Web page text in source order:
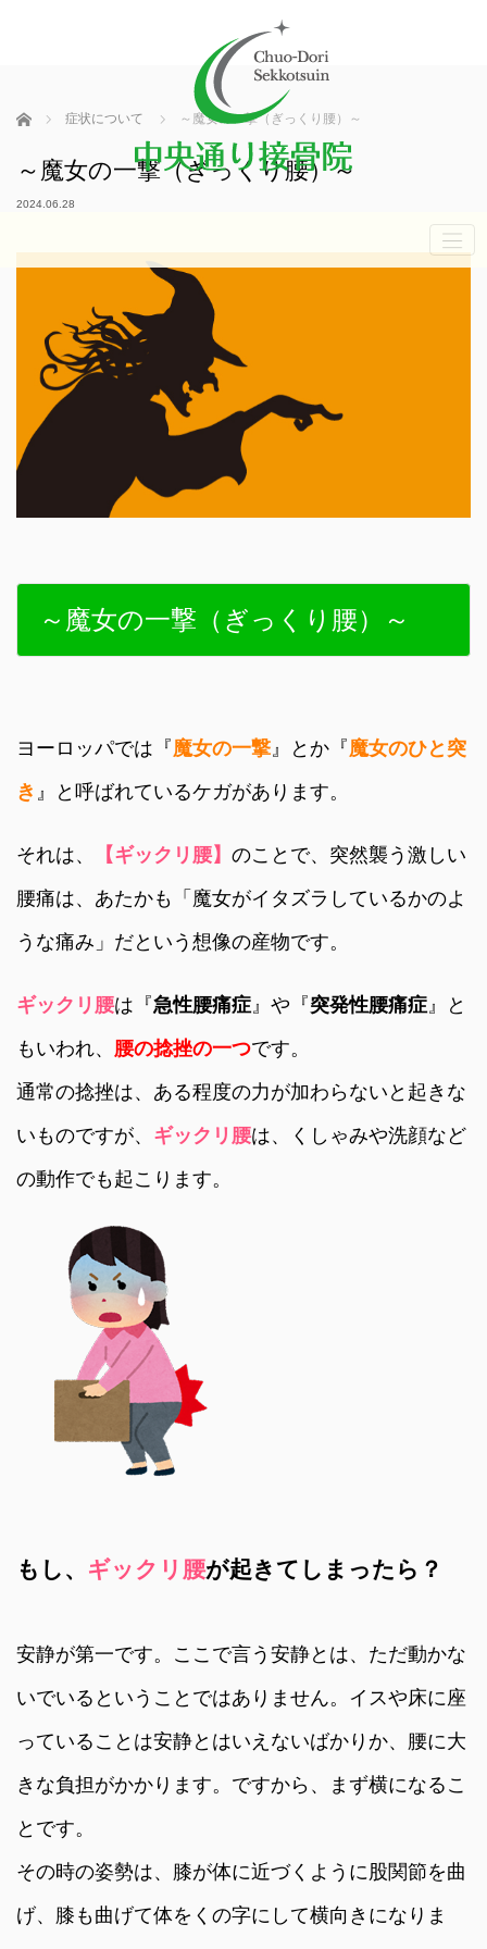
ホーム 症状について ～魔女の一撃（ぎっくり腰）～
～魔女の一撃（ぎっくり腰）～
2024.06.28
～魔女の一撃（ぎっくり腰）～
ヨーロッパでは『魔女の一撃 』とか『魔女のひと突
き 』と呼ばれているケガがあります。
それは、 【ギックリ腰】 のことで、突然襲う激しい
腰痛は、あたかも「魔女がイタズラしているかのよ
うな痛み」だという想像の産物です。
ギックリ腰は『急性腰痛症』や『突発性腰痛症』と
もいわれ、 腰の捻挫の一つです。
通常の捻挫は、ある程度の力が加わらないと起きな
いものですが、 ギックリ腰は、くしゃみや洗顔など
の動作でも起こります。
もし、 ギックリ腰が起きてしまったら？
安静が第一です。ここで言う安静とは、ただ動かな
いでいるということではありません。イスや床に座
っていることは安静とはいえないばかりか、腰に大
きな負担がかかります。ですから、まず横になるこ
とです。
その時の姿勢は、膝が体に近づくように股関節を曲
げ、膝も曲げて体をくの字にして横向きになりま